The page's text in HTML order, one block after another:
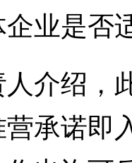
业是否
绍，
承诺即